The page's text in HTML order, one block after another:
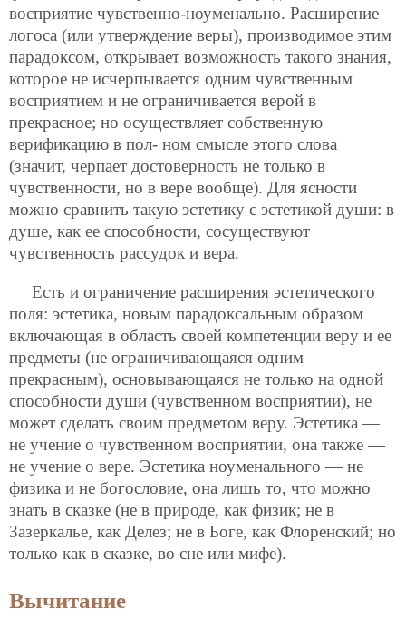
восприятие чувственно-ноуменально. Расширение
логоса (или утверждение веры), производимое этим
парадоксом, открывает возможность такого знания,
которое не исчерпывается одним чувственным
восприятием и не ограничивается верой в
прекрасное; но осуществляет собственную
верификацию в пол- ном смысле этого слова
(значит, черпает достоверность не только в
чувственности, но в вере вообще). Для ясности
можно сравнить такую эстетику с эстетикой души: в
душе, как ее способности, сосуществуют
чувственность рассудок и вера.
Есть и ограничение расширения эстетического
поля: эстетика, новым парадоксальным образом
включающая в область своей компетенции веру и ее
предметы (не ограничивающаяся одним
прекрасным), основывающаяся не только на одной
способности души (чувственном восприятии), не
может сделать своим предметом веру. Эстетика —
не учение о чувственном восприятии, она также —
не учение о вере. Эстетика ноуменального — не
физика и не богословие, она лишь то, что можно
знать в сказке (не в природе, как физик; не в
Зазеркалье, как Делез; не в Боге, как Флоренский; но
только как в сказке, во сне или мифе).
Вычитание